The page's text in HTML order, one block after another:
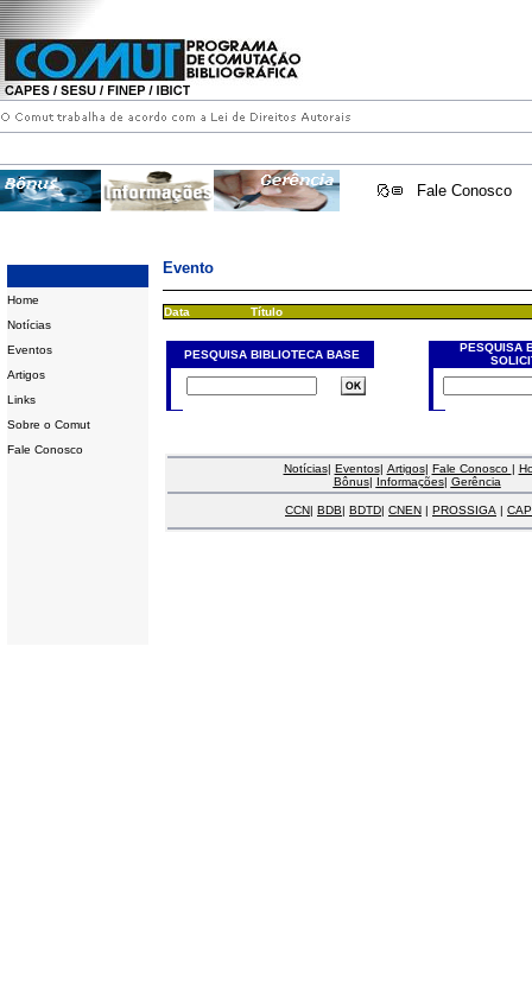
Fale Conosco
Home
Notícias
Eventos
Artigos
Links
Sobre o Comut
Fale Conosco
Evento
Data Título
PESQUISA BIBLIOTECA BASE
PESQUISA
Notícias| Eventos| Artigos| Fale Conosco |
Bônus| Informações| Gerência
CCN| BDB| BDTD| CNEN | PROSSIGA |